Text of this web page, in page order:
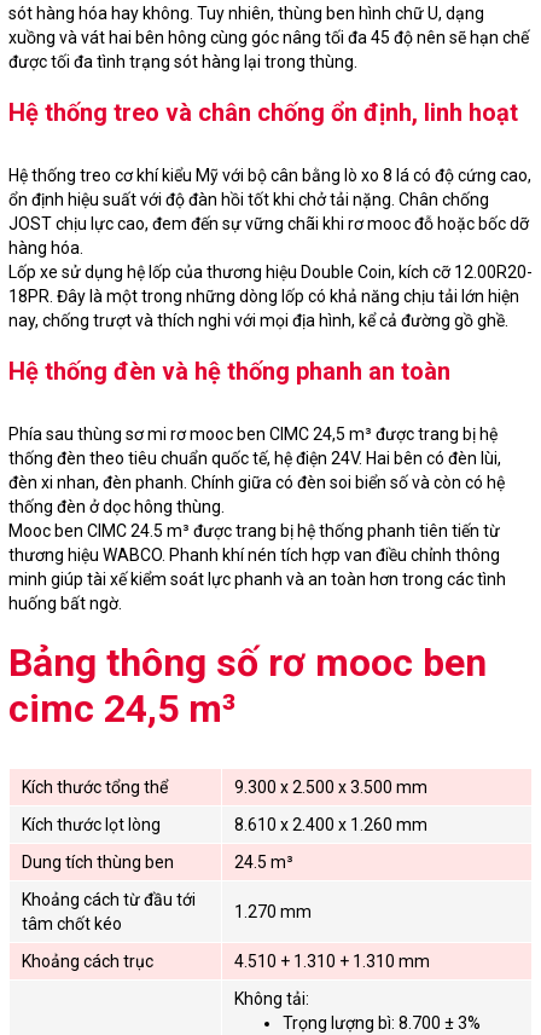
sót hàng hóa hay không. Tuy nhiên, thùng ben hình chữ U, dạng
xuồng và vát hai bên hông cùng góc nâng tối đa 45 độ nên sẽ hạn chế
được tối đa tình trạng sót hàng lại trong thùng.
Hệ thống treo và chân chống ổn định, linh hoạt
Hệ thống treo cơ khí kiểu Mỹ với bộ cân bằng lò xo 8 lá có độ cứng cao,
ổn định hiệu suất với độ đàn hồi tốt khi chở tải nặng. Chân chống
JOST chịu lực cao, đem đến sự vững chãi khi rơ mooc đỗ hoặc bốc dỡ
hàng hóa.
Lốp xe sử dụng hệ lốp của thương hiệu Double Coin, kích cỡ 12.00R20-
18PR. Đây là một trong những dòng lốp có khả năng chịu tải lớn hiện
nay, chống trượt và thích nghi với mọi địa hình, kể cả đường gồ ghề.
Hệ thống đèn và hệ thống phanh an toàn
Phía sau thùng sơ mi rơ mooc ben CIMC 24,5 m³ được trang bị hệ
thống đèn theo tiêu chuẩn quốc tế, hệ điện 24V. Hai bên có đèn lùi,
đèn xi nhan, đèn phanh. Chính giữa có đèn soi biển số và còn có hệ
thống đèn ở dọc hông thùng.
Mooc ben CIMC 24.5 m³ được trang bị hệ thống phanh tiên tiến từ
thương hiệu WABCO. Phanh khí nén tích hợp van điều chỉnh thông
minh giúp tài xế kiểm soát lực phanh và an toàn hơn trong các tình
huống bất ngờ.
Bảng thông số rơ mooc ben
cimc 24,5 m³
Kích thước tổng thể
9.300 x 2.500 x 3.500 mm
Kích thước lọt lòng
8.610 x 2.400 x 1.260 mm
Dung tích thùng ben
24.5 m³
Khoảng cách từ đầu tới
tâm chốt kéo
1.270 mm
Khoảng cách trục
4.510 + 1.310 + 1.310 mm
Không tải:
Trọng lượng bì: 8.700 ± 3%